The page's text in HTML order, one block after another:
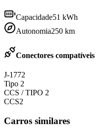
Capacidade51 kWh
Autonomia250 km
Conectores compatíveis
J-1772
Tipo 2
CCS / TIPO 2
CCS2
Carros similares